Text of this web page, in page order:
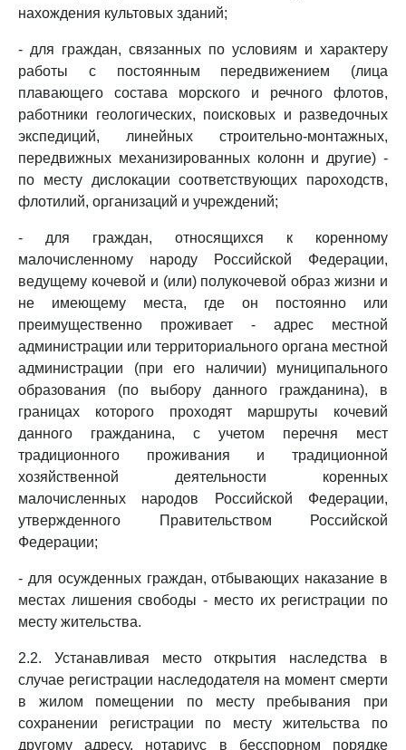
нахождения культовых зданий;
- для граждан, связанных по условиям и характеру
работы с постоянным передвижением (лица
плавающего состава морского и речного флотов,
работники геологических, поисковых и разведочных
экспедиций, линейных строительно-монтажных,
передвижных механизированных колонн и другие) -
по месту дислокации соответствующих пароходств,
флотилий, организаций и учреждений;
- для граждан, относящихся к коренному
малочисленному народу Российской Федерации,
ведущему кочевой и (или) полукочевой образ жизни и
не имеющему места, где он постоянно или
преимущественно проживает - адрес местной
администрации или территориального органа местной
администрации (при его наличии) муниципального
образования (по выбору данного гражданина), в
границах которого проходят маршруты кочевий
данного гражданина, с учетом перечня мест
традиционного проживания и традиционной
хозяйственной деятельности коренных
малочисленных народов Российской Федерации,
утвержденного Правительством Российской
Федерации;
- для осужденных граждан, отбывающих наказание в
местах лишения свободы - место их регистрации по
месту жительства.
2.2. Устанавливая место открытия наследства в
случае регистрации наследодателя на момент смерти
в жилом помещении по месту пребывания при
сохранении регистрации по месту жительства по
другому адресу, нотариус в бесспорном порядке